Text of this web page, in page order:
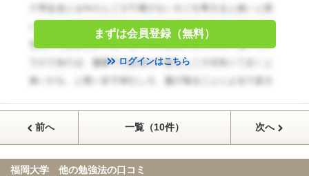
まずは会員登録（無料）
ログインはこちら
前へ 一覧（10件） 次へ
福岡大学 他の勉強法の口コミ